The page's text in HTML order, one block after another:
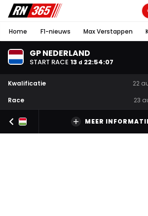
Home F1-nieuws Max Verstappen
GP NEDERLAND
START RACE 13 d 22:54:06
Kwalificatie 22
Race
23
MEER